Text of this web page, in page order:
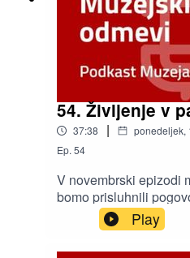
54. Življenje v
37:38 | ponedeljek,
Ep. 54
V novembrski epizodi
bomo prisluhnili
dokumentarnega
Vrčkovnikom in
Regulj.
Play